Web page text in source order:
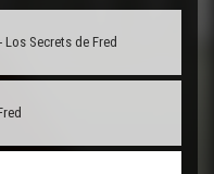
Secrets de Fred